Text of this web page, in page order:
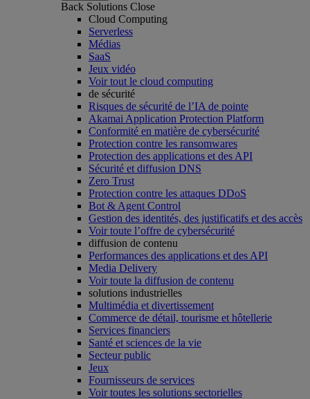
Back Solutions Close
Cloud Computing
Serverless
Médias
SaaS
Jeux vidéo
Voir tout le cloud computing
de sécurité
Risques de sécurité de l’IA de pointe
Akamai Application Protection Platform
Conformité en matière de cybersécurité
Protection contre les ransomwares
Protection des applications et des API
Sécurité et diffusion DNS
Zero Trust
Protection contre les attaques DDoS
Bot & Agent Control
Gestion des identités, des justificatifs et des accès
Voir toute l’offre de cybersécurité
diffusion de contenu
Performances des applications et des API
Media Delivery
Voir toute la diffusion de contenu
solutions industrielles
Multimédia et divertissement
Commerce de détail, tourisme et hôtellerie
Services financiers
Santé et sciences de la vie
Secteur public
Jeux
Fournisseurs de services
Voir toutes les solutions sectorielles